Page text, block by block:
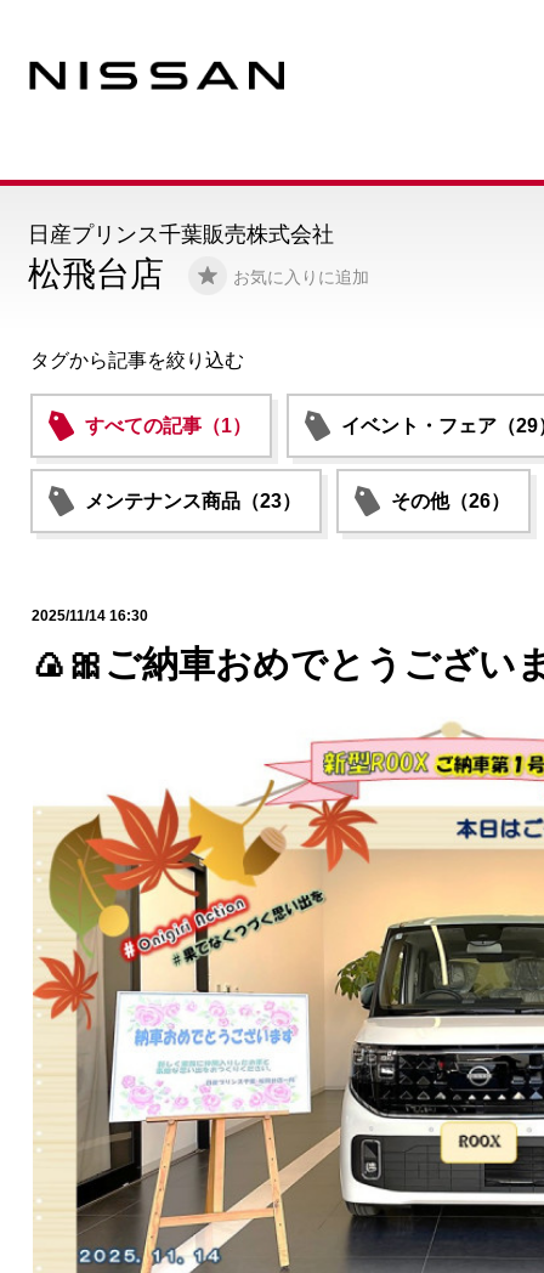
松飛台店 お気に入りに追加
日産プリンス千葉販売株式会社
タグから記事を絞り込む
すべての記事（1） イベント・フェア（29
メンテナンス商品（23） その他（26）
2025/11/14 16:30
🍙🎀ご納車おめでとうござい